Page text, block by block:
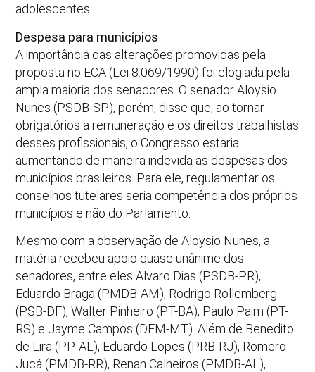
adolescentes.
Despesa para municípios
A importância das alterações promovidas pela
proposta no ECA (Lei 8.069/1990) foi elogiada pela
ampla maioria dos senadores. O senador Aloysio
Nunes (PSDB-SP), porém, disse que, ao tornar
obrigatórios a remuneração e os direitos trabalhistas
desses profissionais, o Congresso estaria
aumentando de maneira indevida as despesas dos
municípios brasileiros. Para ele, regulamentar os
conselhos tutelares seria competência dos próprios
municípios e não do Parlamento.
Mesmo com a observação de Aloysio Nunes, a
matéria recebeu apoio quase unânime dos
senadores, entre eles Alvaro Dias (PSDB-PR),
Eduardo Braga (PMDB-AM), Rodrigo Rollemberg
(PSB-DF), Walter Pinheiro (PT-BA), Paulo Paim (PT-
RS) e Jayme Campos (DEM-MT). Além de Benedito
de Lira (PP-AL), Eduardo Lopes (PRB-RJ), Romero
Jucá (PMDB-RR), Renan Calheiros (PMDB-AL),